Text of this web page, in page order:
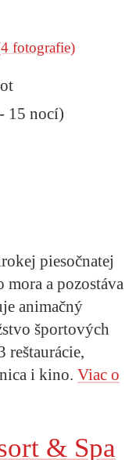
fotografie)
15 nocí)
piesočnatej
a pozostáva
animačný
športových
reštaurácie,
i kino. Viac o
& Spa